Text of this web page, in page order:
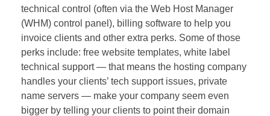
technical control (often via the Web Host Manager
(WHM) control panel), billing software to help you
invoice clients and other extra perks. Some of those
perks include: free website templates, white label
technical support — that means the hosting company
handles your clients’ tech support issues, private
name servers — make your company seem even
bigger by telling your clients to point their domain